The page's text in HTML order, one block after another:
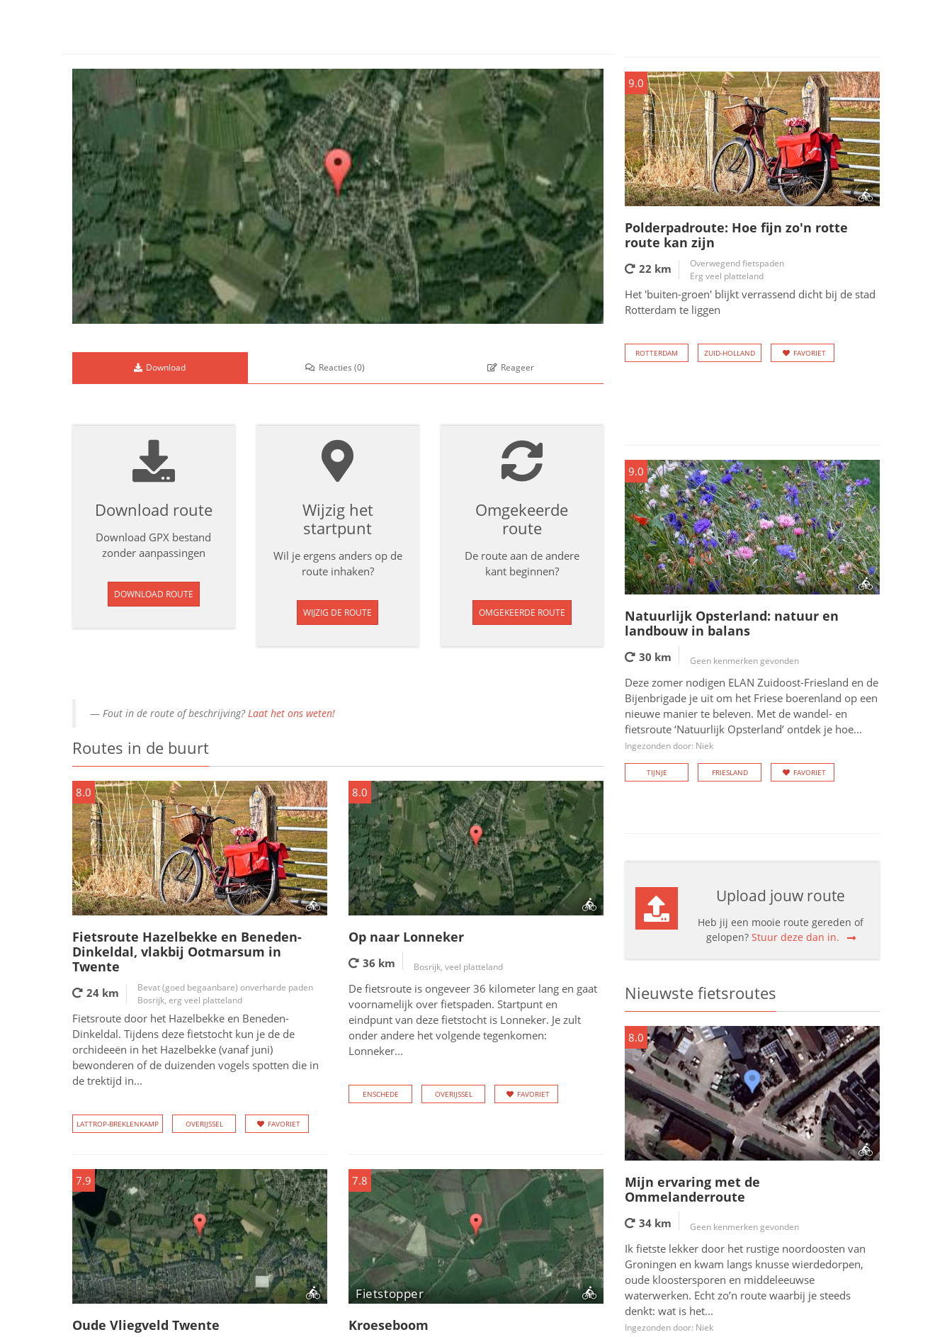
Download Reacties(0) Reageer
Download route
Download GPX bestand
zonder aanpassingen
DOWNLOAD ROUTE
Wijzig het
startpunt
Wil je ergens anders op de
route inhaken?
WIJZIG DE ROUTE
Omgekeerde
route
De route aan de andere
kant beginnen?
OMGEKEERDE ROUTE
Fout in de route of beschrijving?Laat het ons weten!
Routes in de buurt
8.0
Fietsroute Hazelbekke en Beneden-
Dinkeldal, vlakbij Ootmarsum in
Twente
24 km
Bevat (goed begaanbare) onverharde paden
Bosrijk, erg veel platteland
Fietsroute door het Hazelbekke en Beneden-
Dinkeldal. Tijdens deze fietstocht kun je de de
orchideeën in het Hazelbekke (vanaf juni)
bewonderen of de duizenden vogels spotten die in
de trektijd in...
LATTROP-BREKLENKAMP OVERIJSSEL FAVORIET
8.0
Op naar Lonneker
36 km Bosrijk, veel platteland
De fietsroute is ongeveer 36 kilometer lang en gaat
voornamelijk over fietspaden. Startpunt en
eindpunt van deze fietstocht is Lonneker. Je zult
onder andere het volgende tegenkomen:
Lonneker...
ENSCHEDE OVERIJSSEL FAVORIET
7.9
Oude Vliegveld Twente
7.8
Fietstopper
Kroeseboom
9.0
Polderpadroute: Hoe fijn zo'n rotte
route kan zijn
22 km
Overwegend fietspaden
Erg veel platteland
Het 'buiten-groen' blijkt verrassend dicht bij de stad
Rotterdam te liggen
ROTTERDAM ZUID-HOLLAND FAVORIET
9.0
Natuurlijk Opsterland: natuur en
landbouw in balans
30 km Geen kenmerken gevonden
Deze zomer nodigen ELAN Zuidoost-Friesland en de
Bijenbrigade je uit om het Friese boerenland op een
nieuwe manier te beleven. Met de wandel- en
fietsroute ‘Natuurlijk Opsterland’ ontdek je hoe...
Ingezonden door: Niek
TIJNJE FRIESLAND FAVORIET
Upload jouw route
Heb jij een mooie route gereden of
gelopen? Stuur deze dan in.
Nieuwste fietsroutes
8.0
Mijn ervaring met de
Ommelanderroute
34 km Geen kenmerken gevonden
Ik fietste lekker door het rustige noordoosten van
Groningen en kwam langs knusse wierdedorpen,
oude kloostersporen en middeleeuwse
waterwerken. Echt zo’n route waarbij je steeds
denkt: wat is het...
Ingezonden door: Niek